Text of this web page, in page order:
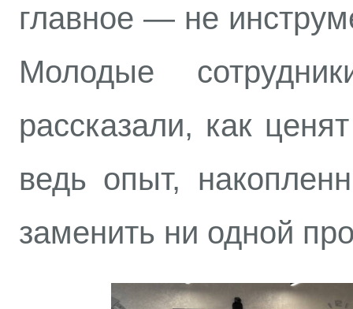
главное — не
Молодые
рассказали, как
ведь опыт,
заменить ни одной